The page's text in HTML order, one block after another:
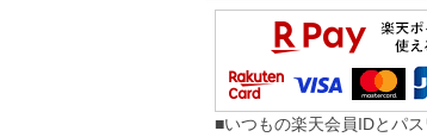
■いつもの楽天会員IDとパ